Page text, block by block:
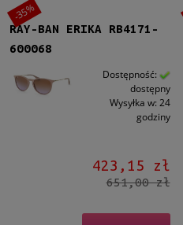
Damskie
Damskie(20)
Prostokątne
RAY-BAN ERIKA RB4171-
600068
Dostępność:
dostępny
Wysyłka w: 24
godziny
423,15 zł
651,00 zł
-35%